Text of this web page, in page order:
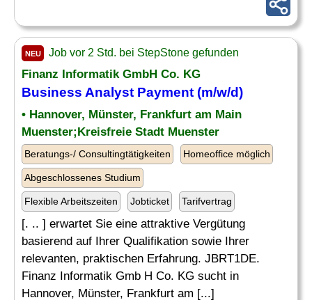
NEU Job vor 2 Std. bei StepStone gefunden
Finanz Informatik GmbH Co. KG
Business Analyst Payment (m/w/d)
• Hannover, Münster, Frankfurt am Main
Muenster;Kreisfreie Stadt Muenster
Beratungs-/ Consultingtätigkeiten Homeoffice möglich
Abgeschlossenes Studium
Flexible Arbeitszeiten Jobticket Tarifvertrag
[. .. ] erwartet Sie eine attraktive Vergütung
basierend auf Ihrer Qualifikation sowie Ihrer
relevanten, praktischen Erfahrung. JBRT1DE.
Finanz Informatik Gmb H Co. KG sucht in
Hannover, Münster, Frankfurt am [...]